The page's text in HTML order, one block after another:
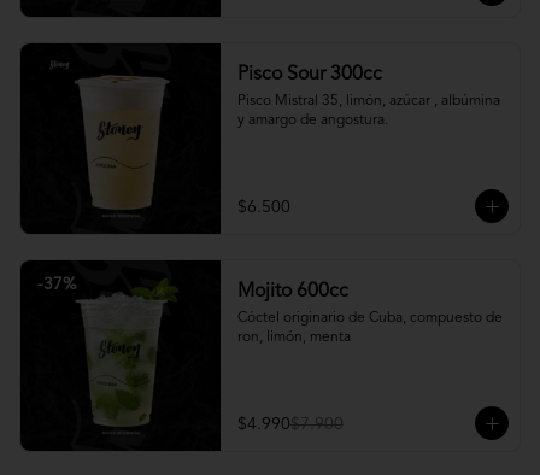
Pisco Sour 300cc
Pisco Mistral 35, limón, azúcar , albúmina
y amargo de angostura.
$6.500
-37% Mojito 600cc
Cóctel originario de Cuba, compuesto de
ron, limón, menta
$4.990$7.900